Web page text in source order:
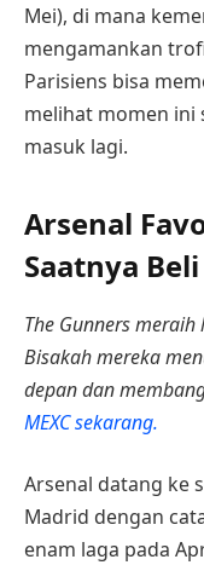
Mei), di mana
mengamankan
Parisiens bisa
melihat momen ini
masuk lagi.
Arsenal
Saatnya Beli
The Gunners
Bisakah mereka
depan dan
MEXC sekarang.
Arsenal datang ke
Madrid dengan
enam laga pada